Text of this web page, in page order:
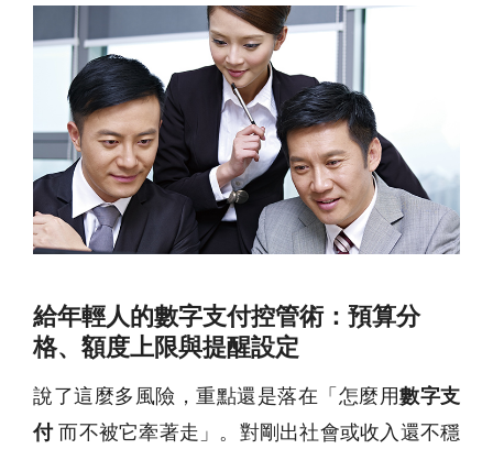
給年輕人的數字支付控管術：預算分
格、額度上限與提醒設定
說了這麼多風險，重點還是落在「怎麼用數字支
付而不被它牽著走」。對剛出社會或收入還不穩